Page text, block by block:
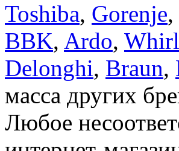
Toshiba, Gorenje,
BBK, Ardo,
Delonghi, Braun,
масса других
Любое